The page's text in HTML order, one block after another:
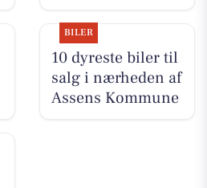
BILER
10 dyreste biler til
salg i nærheden af
Assens Kommune